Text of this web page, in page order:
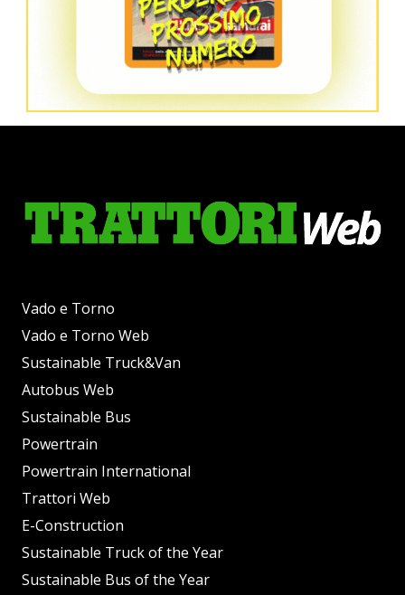
Vado e Torno
Vado e Torno Web
Sustainable Truck&Van
Autobus Web
Sustainable Bus
Powertrain
Powertrain International
Trattori Web
E-Construction
Sustainable Truck of the Year
Sustainable Bus of the Year